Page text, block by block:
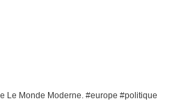
Le Monde Moderne. #europe #politique